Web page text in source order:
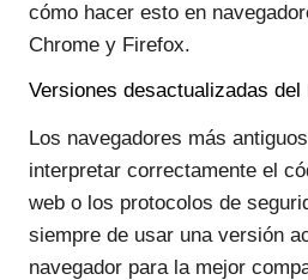
cómo hacer esto en
Chrome y Firefox.
Versiones desactualizadas del
Los navegadores más
interpretar correctamente el
web o los protocolos de
siempre de usar una versión
navegador para la mejor